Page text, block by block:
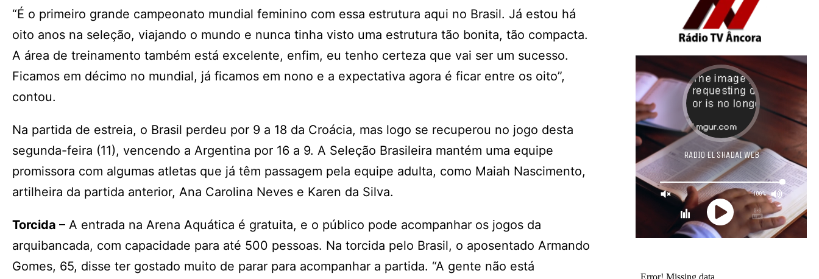
“É o primeiro grande campeonato mundial feminino com essa estrutura aqui no Brasil. Já estou há
oito anos na seleção, viajando o mundo e nunca tinha visto uma estrutura tão bonita, tão compacta.
A área de treinamento também está excelente, enfim, eu tenho certeza que vai ser um sucesso.
Ficamos em décimo no mundial, já ficamos em nono e a expectativa agora é ficar entre os oito”,
contou.
Na partida de estreia, o Brasil perdeu por 9 a 18 da Croácia, mas logo se recuperou no jogo desta
segunda-feira (11), vencendo a Argentina por 16 a 9. A Seleção Brasileira mantém uma equipe
promissora com algumas atletas que já têm passagem pela equipe adulta, como Maiah Nascimento,
artilheira da partida anterior, Ana Carolina Neves e Karen da Silva.
Torcida – A entrada na Arena Aquática é gratuita, e o público pode acompanhar os jogos da
arquibancada, com capacidade para até 500 pessoas. Na torcida pelo Brasil, o aposentado Armando
Gomes, 65, disse ter gostado muito de parar para acompanhar a partida. “A gente não está